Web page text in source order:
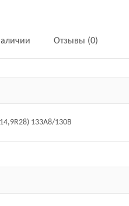
Отзывы (0)
133A8/130B